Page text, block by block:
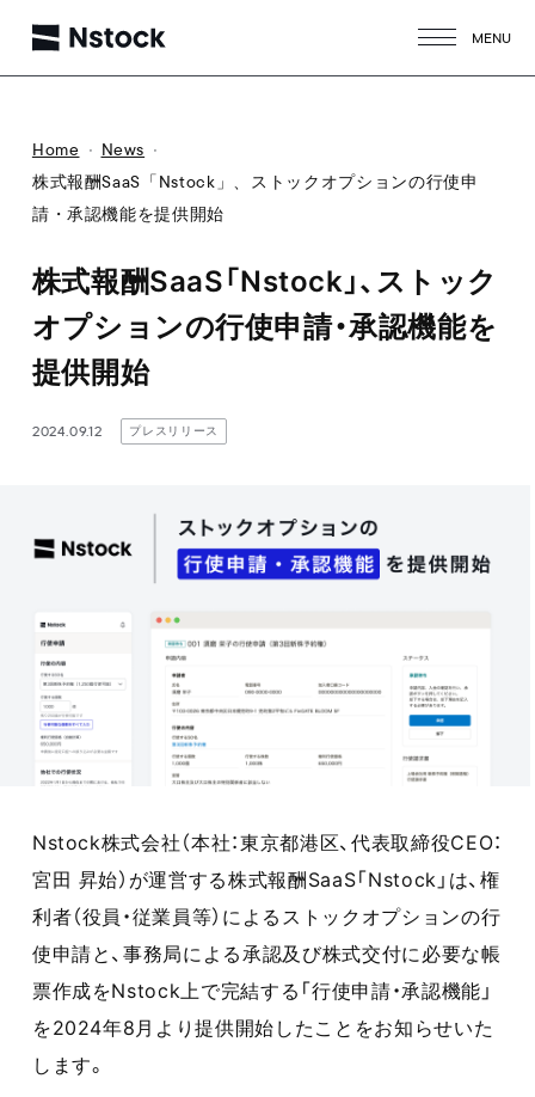
MENU
Home
News
株式報酬SaaS「Nstock」、ストックオプションの行使申
請・承認機能を提供開始
株式報酬SaaS「Nstock」、ストック
オプションの行使申請・承認機能を
提供開始
2024.09.12 プレスリリース
Nstock株式会社（本社：東京都港区、代表取締役CEO：
宮田 昇始）が運営する株式報酬SaaS「Nstock」は、権
利者（役員・従業員等）によるストックオプションの行
使申請と、事務局による承認及び株式交付に必要な帳
票作成をNstock上で完結する「行使申請・承認機能」
を2024年8月より提供開始したことをお知らせいた
します。